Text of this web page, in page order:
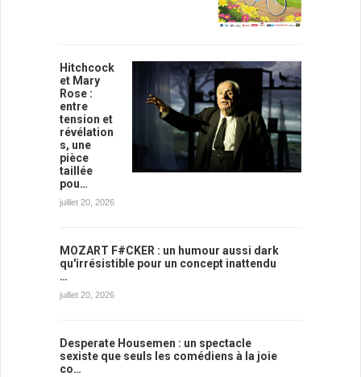
Hitchcock
et Mary
Rose :
entre
tension et
révélation
s, une
pièce
taillée
pou…
juillet 20, 2026
MOZART F#CKER : un humour aussi dark
qu'irrésistible pour un concept inattendu
…
juillet 20, 2026
Desperate Housemen : un spectacle
sexiste que seuls les comédiens à la joie
co…